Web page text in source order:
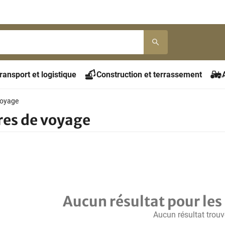
et logistique Construction et terrassement
de voyage
Aucun résultat pour
Aucun résultat